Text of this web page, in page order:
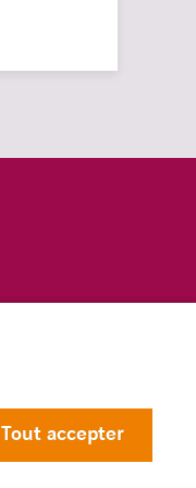
Tout accepter